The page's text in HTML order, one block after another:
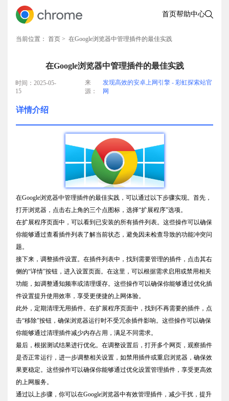
首页帮助中心
当前位置： 首页 > 在Google浏览器中管理插件的最佳实践
在Google浏览器中管理插件的最佳实践
时间：2025-05-
15
来
源：
发现高效的安卓上网引擎 - 彩虹探索站官
网
详情介绍
在Google浏览器中管理插件的最佳实践，可以通过以下步骤实现。首先，
打开浏览器，点击右上角的三个点图标，选择“扩展程序”选项。
在扩展程序页面中，可以看到已安装的所有插件列表。这些操作可以确保
你能够通过查看插件列表了解当前状态，避免因未检查导致的功能冲突问
题。
接下来，调整插件设置。在插件列表中，找到需要管理的插件，点击其右
侧的“详情”按钮，进入设置页面。在这里，可以根据需求启用或禁用相关
功能，如调整通知频率或清理缓存。这些操作可以确保你能够通过优化插
件设置提升使用效率，享受更便捷的上网体验。
此外，定期清理无用插件。在扩展程序页面中，找到不再需要的插件，点
击“移除”按钮，确保浏览器运行时不受冗余插件影响。这些操作可以确保
你能够通过清理插件减少内存占用，满足不同需求。
最后，根据测试结果进行优化。在调整设置后，打开多个网页，观察插件
是否正常运行，进一步调整相关设置，如禁用插件或重启浏览器，确保效
果更稳定。这些操作可以确保你能够通过优化设置管理插件，享受更高效
的上网服务。
通过以上步骤，你可以在Google浏览器中有效管理插件，减少干扰，提升